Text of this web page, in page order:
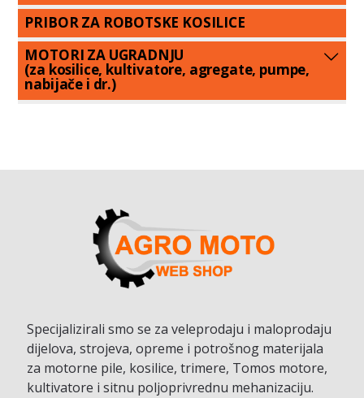
PRIBOR ZA ROBOTSKE KOSILICE
MOTORI ZA UGRADNJU
(za kosilice, kultivatore, agregate, pumpe,
nabijače i dr.)
Specijalizirali smo se za veleprodaju i maloprodaju
dijelova, strojeva, opreme i potrošnog materijala
za motorne pile, kosilice, trimere, Tomos motore,
kultivatore i sitnu poljoprivrednu mehanizaciju.